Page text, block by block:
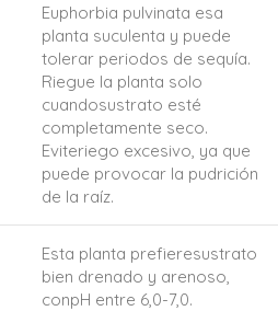
Euphorbia pulvinata esa
planta suculenta y puede
tolerar periodos de sequía.
Riegue la planta solo
cuandosustrato esté
completamente seco.
Eviteriego excesivo, ya que
puede provocar la pudrición
de la raíz.
Esta planta prefieresustrato
bien drenado y arenoso,
conpH entre 6,0-7,0.